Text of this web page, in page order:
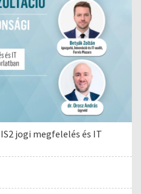
jogi megfelelés és IT